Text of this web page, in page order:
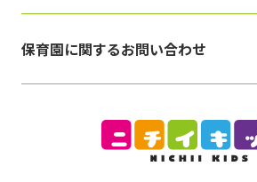
保育園に関するお問い合わせ